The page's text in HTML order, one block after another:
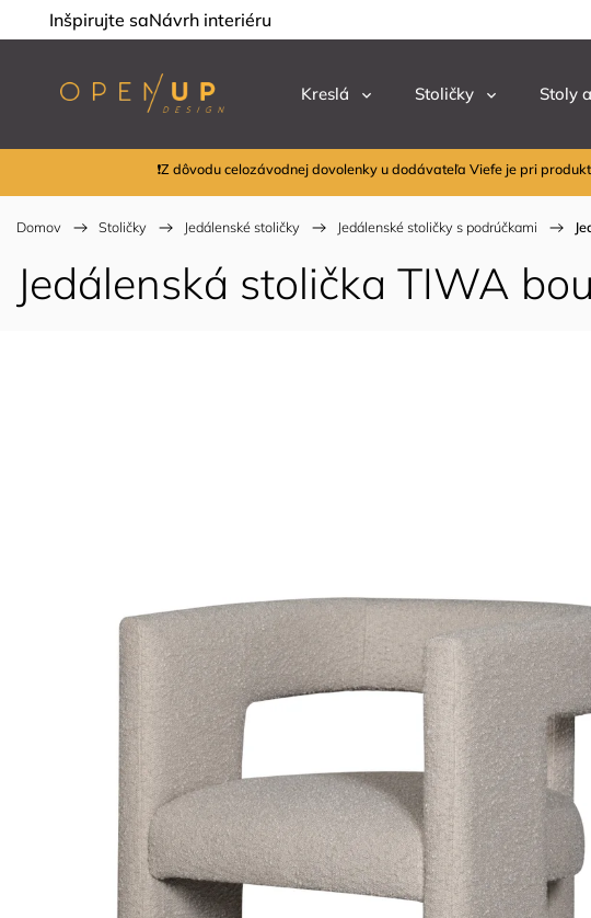
Inšpirujte saNávrh interiéru
Kreslá Stoličky Stoly
❗Z dôvodu celozávodnej dovolenky u dodávateľa Viefe je pri
Domov / Stoličky / Jedálenské stoličky / Jedálenské stoličky s podrúčkami /
Jedálenská stolička TIWA